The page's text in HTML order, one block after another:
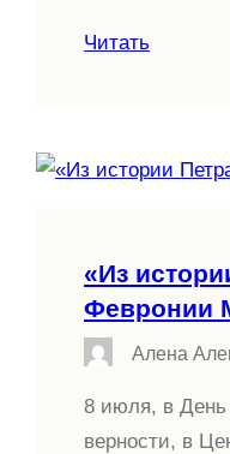
Читать
«Из
Февронии
Алена
8 июля, в
верности, в